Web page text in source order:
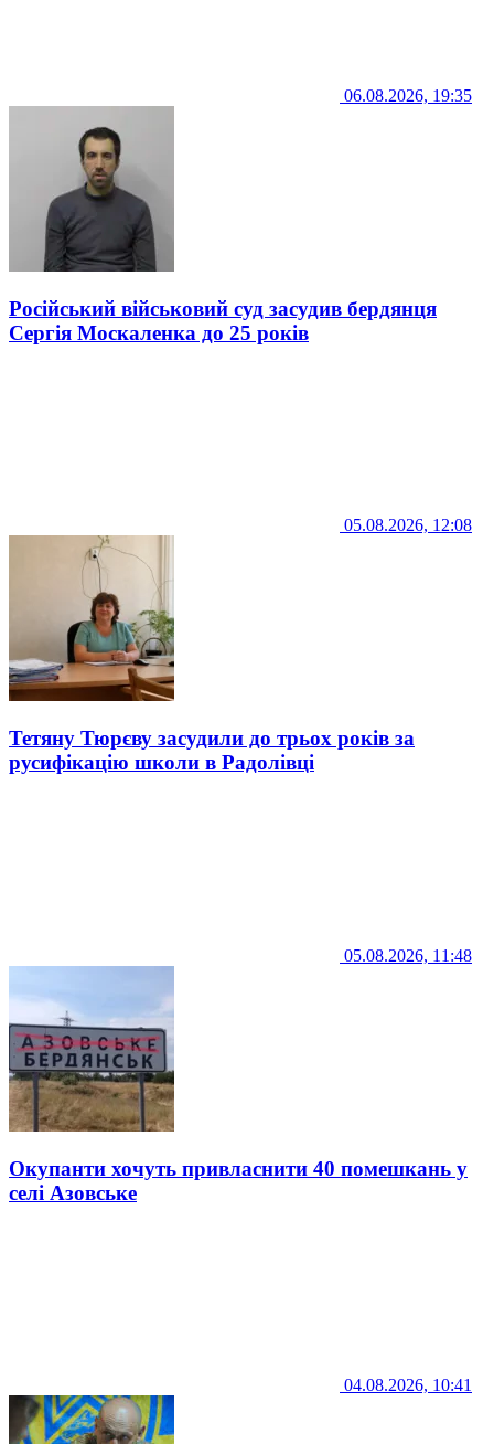
06.08.2026, 19:35
Російський військовий суд засудив бердянця
Сергія Москаленка до 25 років
05.08.2026, 12:08
Тетяну Тюрєву засудили до трьох років за
русифікацію школи в Радолівці
05.08.2026, 11:48
Окупанти хочуть привласнити 40 помешкань у
селі Азовське
04.08.2026, 10:41